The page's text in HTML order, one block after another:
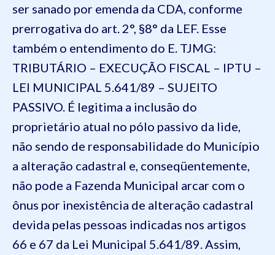
ser sanado por emenda da CDA, conforme
prerrogativa do art. 2°, §8° da LEF. Esse
também o entendimento do E. TJMG:
TRIBUTÁRIO – EXECUÇÃO FISCAL – IPTU –
LEI MUNICIPAL 5.641/89 – SUJEITO
PASSIVO. É legitima a inclusão do
proprietário atual no pólo passivo da lide,
não sendo de responsabilidade do Município
a alteração cadastral e, conseqüentemente,
não pode a Fazenda Municipal arcar com o
ônus por inexistência de alteração cadastral
devida pelas pessoas indicadas nos artigos
66 e 67 da Lei Municipal 5.641/89. Assim,